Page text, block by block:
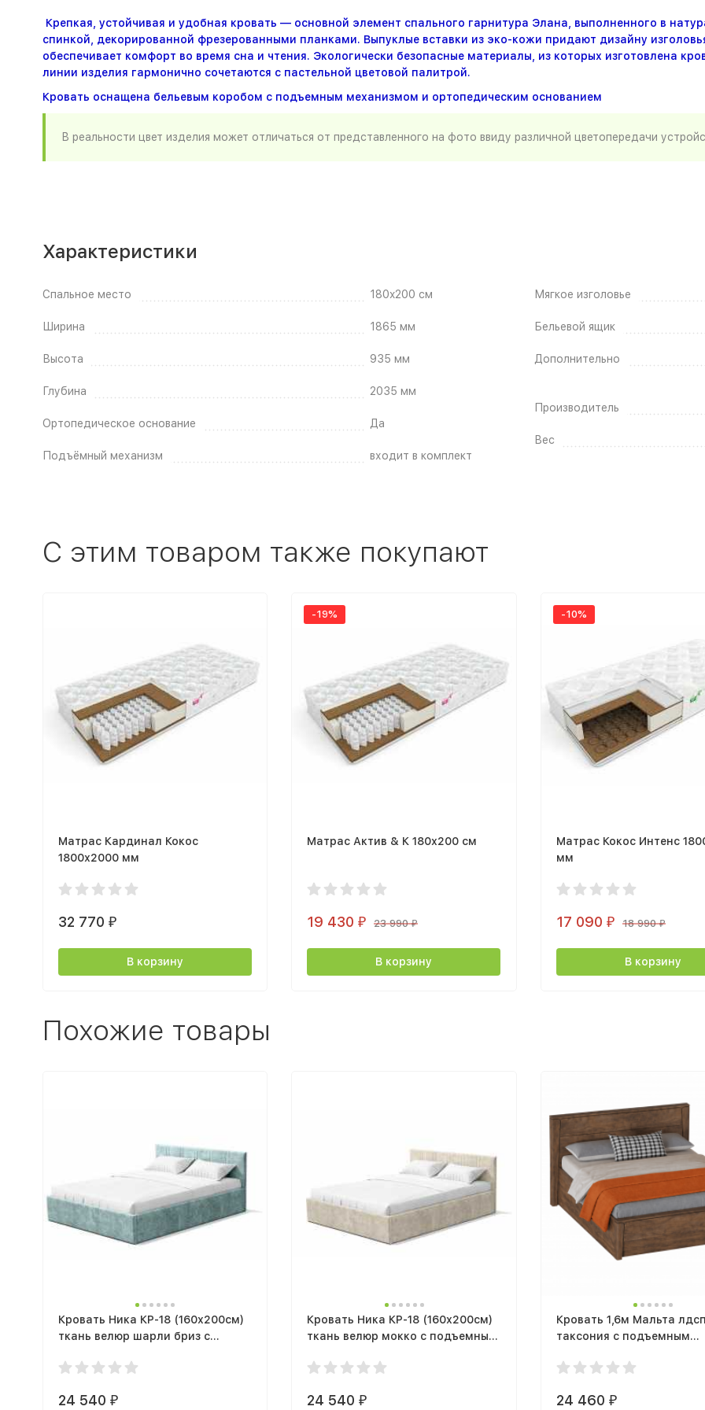
Крепкая, устойчивая и удобная кровать — основной элемент спального гарнитура Элана, выполненного в
спинкой, декорированной фрезерованными планками. Выпуклые вставки из эко-кожи придают дизайну
обеспечивает комфорт во время сна и чтения. Экологически безопасные материалы, из которых изготовлена
линии изделия гармонично сочетаются с пастельной цветовой палитрой.
Кровать оснащена бельевым коробом с подъемным механизмом и ортопедическим основанием
В реальности цвет изделия может отличаться от представленного на фото ввиду различной цветопередачи
Характеристики
Спальное место 180x200 см
Ширина 1865 мм
Высота 935 мм
Глубина 2035 мм
Ортопедическое основание Да
Подъёмный механизм входит в комплект
Мягкое изголовье
Бельевой ящик
Дополнительно
Производитель
Вес
C этим товаром также покупают
Матрас Кардинал Кокос
1800х2000 мм
32 770 ₽
В корзину
-19%
Матрас Актив & К 180х200 cм
19 430₽ 23 990₽
В корзину
-10%
Матрас Кокос Интенс
мм
17 090 ₽ 18 990₽
В корзину
Похожие товары
Кровать Ника КР-18 (160х200см)
ткань велюр шарли бриз с
24 540 ₽
Кровать Ника КР-18 (160х200см)
ткань велюр мокко с подъемным
24 540₽
Кровать 1,6м Мальта
таксония с подъемным
24 460 ₽